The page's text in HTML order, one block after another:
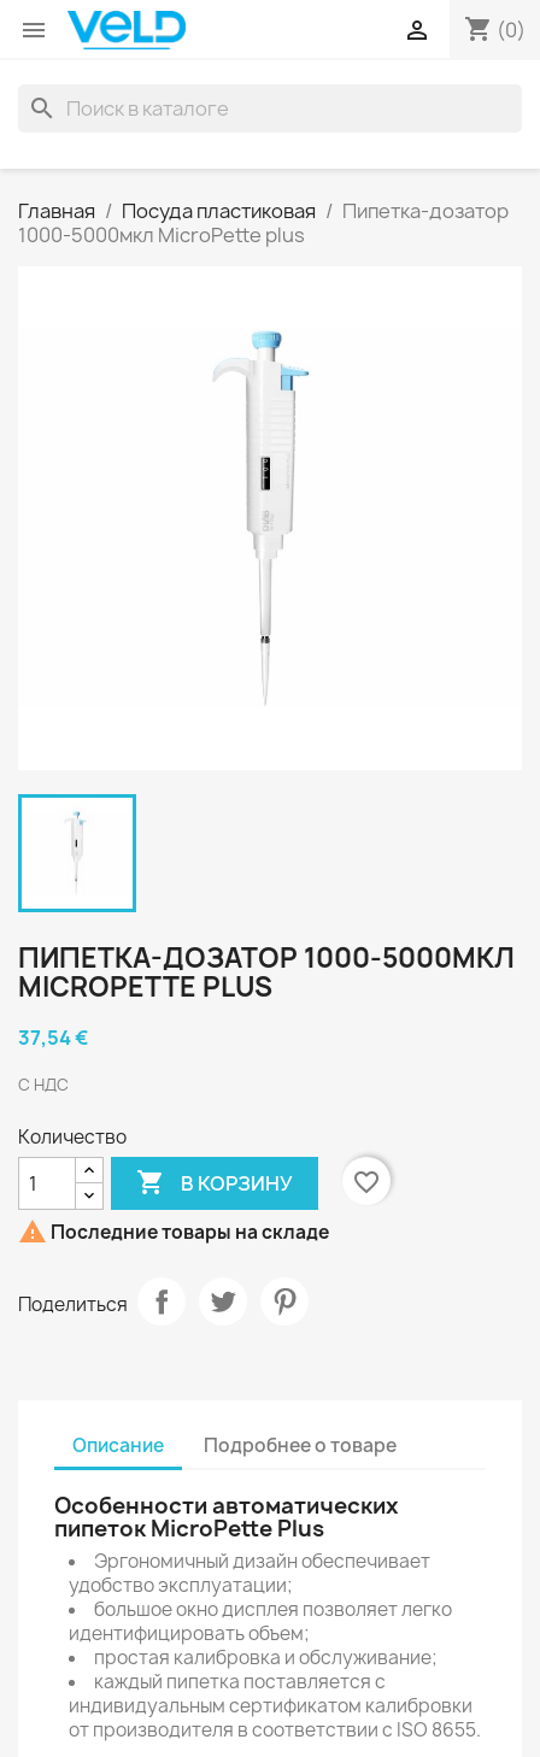
 shopping_cart (0)

search
Главная Посуда пластиковая
Пипетка-дозатор
1000-5000мкл MicroPette plus
ПИПЕТКА-ДОЗАТОР 1000-5000МКЛ
MICROPETTE PLUS
37,54 €
С НДС
Количество
 В КОРЗИНУ
favorite_border
 Последние товары на складе
Поделиться
Описание Подробнее о товаре
Особенности автоматических
пипеток MicroPette Plus
Эргономичный дизайн обеспечивает
удобство эксплуатации;
большое окно дисплея позволяет легко
идентифицировать объем;
простая калибровка и обслуживание;
каждый пипетка поставляется с
индивидуальным сертификатом калибровки
от производителя в соответствии с ISO 8655.